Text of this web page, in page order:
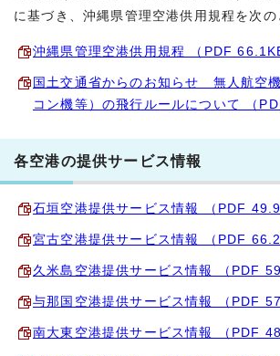
に基づき、沖縄県管理空港供用規程を次の
沖縄県管理空港供用規程 （PDF
国土交通省からのお知らせ 無人航空
コン機等）の飛行ルールについて （
各空港の提供サービス情報
石垣空港提供サービス情報 （PDF
宮古空港提供サービス情報 （PDF
久米島空港提供サービス情報 （PDF
与那国空港提供サービス情報 （PDF
南大東空港提供サービス情報 （PDF